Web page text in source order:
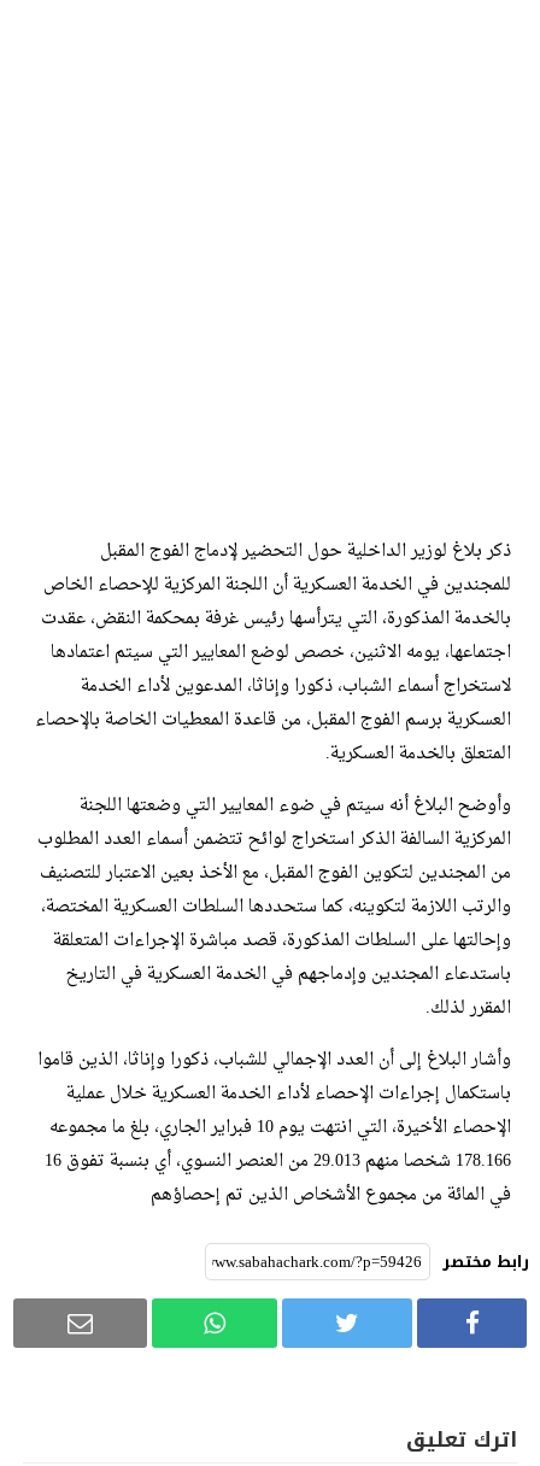
ذكر بلاغ لوزير الداخلية حول التحضير لإدماج الفوج المقبل
للمجندين في الخدمة العسكرية أن اللجنة المركزية للإحصاء الخاص
بالخدمة المذكورة، التي يترأسها رئيس غرفة بمحكمة النقض، عقدت
اجتماعها، يومه الاثنين، خصص لوضع المعايير التي سيتم اعتمادها
لاستخراج أسماء الشباب، ذكورا وإناثا، المدعوين لأداء الخدمة
العسكرية برسم الفوج المقبل، من قاعدة المعطيات الخاصة بالإحصاء
المتعلق بالخدمة العسكرية.
وأوضح البلاغ أنه سيتم في ضوء المعايير التي وضعتها اللجنة
المركزية السالفة الذكر استخراج لوائح تتضمن أسماء العدد المطلوب
من المجندين لتكوين الفوج المقبل، مع الأخذ بعين الاعتبار للتصنيف
والرتب اللازمة لتكوينه، كما ستحددها السلطات العسكرية المختصة،
وإحالتها على السلطات المذكورة، قصد مباشرة الإجراءات المتعلقة
باستدعاء المجندين وإدماجهم في الخدمة العسكرية في التاريخ
المقرر لذلك.
وأشار البلاغ إلى أن العدد الإجمالي للشباب، ذكورا وإناثا، الذين قاموا
باستكمال إجراءات الإحصاء لأداء الخدمة العسكرية خلال عملية
الإحصاء الأخيرة، التي انتهت يوم 10 فبراير الجاري، بلغ ما مجموعه
178.166 شخصا منهم 29.013 من العنصر النسوي، أي بنسبة تفوق 16
في المائة من مجموع الأشخاص الذين تم إحصاؤهم
رابط مختصر
اترك تعليق